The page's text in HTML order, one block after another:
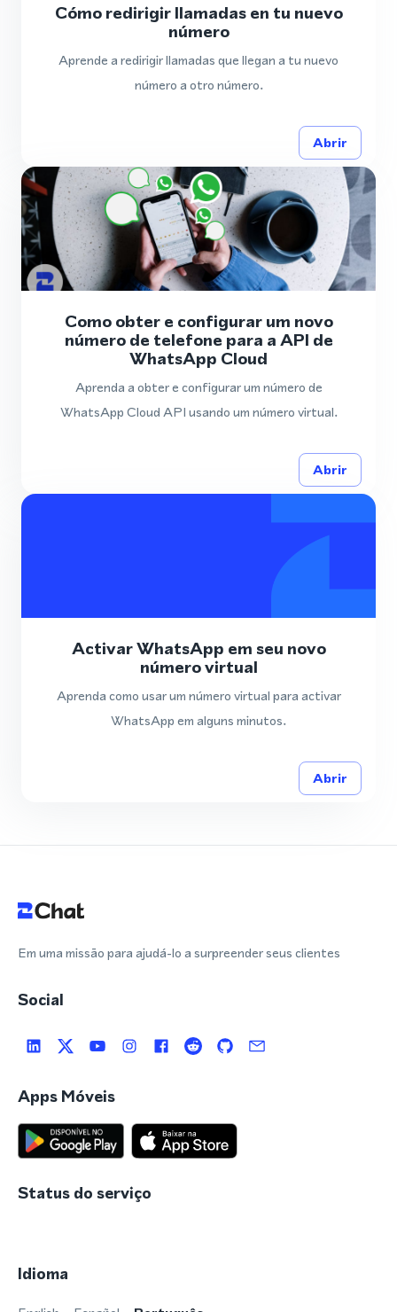
Cómo redirigir llamadas en tu nuevo
número
Aprende a redirigir llamadas que llegan a tu nuevo
número a otro número.
Abrir
Como obter e configurar um novo
número de telefone para a API de
WhatsApp Cloud
Aprenda a obter e configurar um número de
WhatsApp Cloud API usando um número virtual.
Abrir
Activar WhatsApp em seu novo
número virtual
Aprenda como usar um número virtual para activar
WhatsApp em alguns minutos.
Abrir
Em uma missão para ajudá-lo a surpreender seus clientes
Social
Apps Móveis
Status do serviço
Idioma